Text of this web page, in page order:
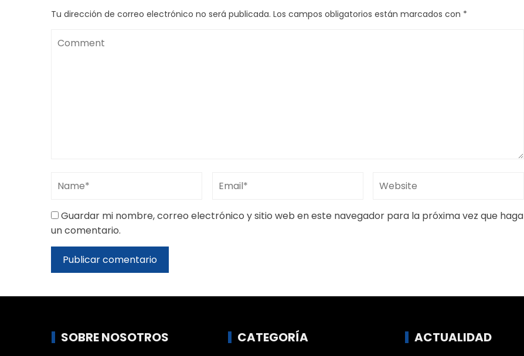
Tu dirección de correo electrónico no será publicada. Los campos obligatorios están marcados con *
Guardar mi nombre, correo electrónico y sitio web en este navegador para la próxima vez que haga
un comentario.
SOBRE NOSOTROS CATEGORÍA ACTUALIDAD